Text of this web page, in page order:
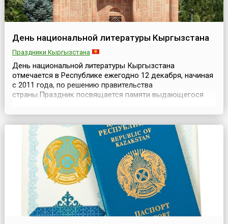
День национальной литературы Кыргызстана
Праздники Кыргызстана
День национальной литературы Кыргызстана
отмечается в Республике ежегодно 12 декабря, начиная
с 2011 года, по решению правительства
страны.Праздник посвящается памяти выдающегося
12 декабря 1928 года. Его книги переведены на многие
языки, по его произведениям снято больше десятка
картин, поставлены спектакли и оперные произведения.
В то же вре...